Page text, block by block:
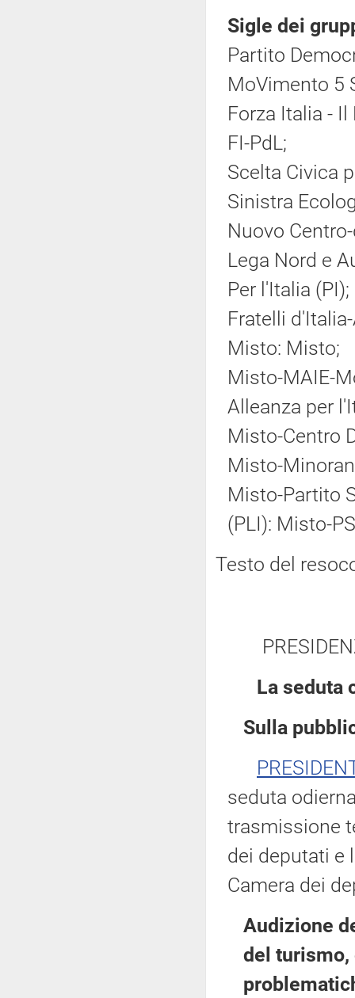
Sigle dei
Partito
MoVimento 5
Forza Italia -
FI-PdL;
Scelta Civica
Sinistra
Nuovo
Lega Nord e
Per l'Italia (PI);
Fratelli
Misto: Misto;
Misto-MAIE-
Alleanza per
Misto-Centro
Misto-
Misto-Partito
(PLI): Misto-
Testo del
La seduta
Sulla
seduta
trasmissione
dei deputati e
Camera dei
Audizione
del turismo,